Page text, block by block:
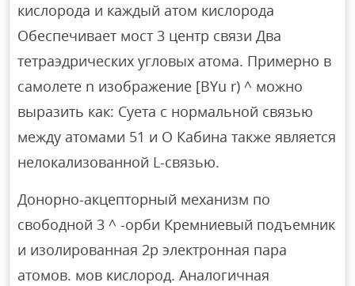
кислорода и каждый атом кислорода
Обеспечивает мост 3 центр связи Два
тетраэдрических угловых атома. Примерно в
самолете n изображение [BYu r) ^ можно
выразить как: Суета с нормальной связью
между атомами 51 и О Кабина также является
нелокализованной L-связью.
Донорно-акцепторный механизм по
свободной 3 ^ -орби Кремниевый подъемник
и изолированная 2p электронная пара
атомов. мов кислород. Аналогичная